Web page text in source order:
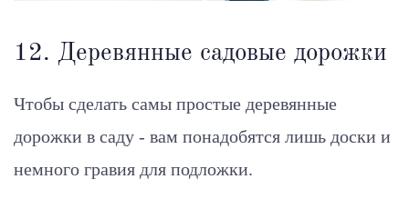
12. Деревянные садовые дорожки
Чтобы сделать самы простые деревянные
дорожки в саду - вам понадобятся лишь доски и
немного гравия для подложки.